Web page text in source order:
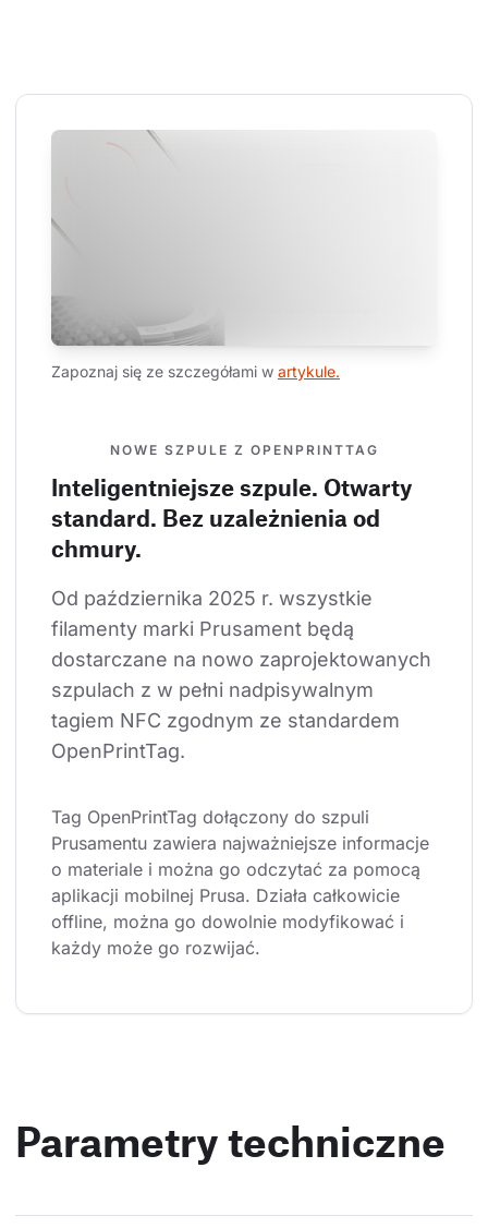
Zapoznaj się ze szczegółami w artykule.
NOWE SZPULE Z OPENPRINTTAG
Inteligentniejsze szpule. Otwarty
standard. Bez uzależnienia od
chmury.
Od października 2025 r. wszystkie
filamenty marki Prusament będą
dostarczane na nowo zaprojektowanych
szpulach z w pełni nadpisywalnym
tagiem NFC zgodnym ze standardem
OpenPrintTag.
Tag OpenPrintTag dołączony do szpuli
Prusamentu zawiera najważniejsze informacje
o materiale i można go odczytać za pomocą
aplikacji mobilnej Prusa. Działa całkowicie
offline, można go dowolnie modyfikować i
każdy może go rozwijać.
Parametry techniczne